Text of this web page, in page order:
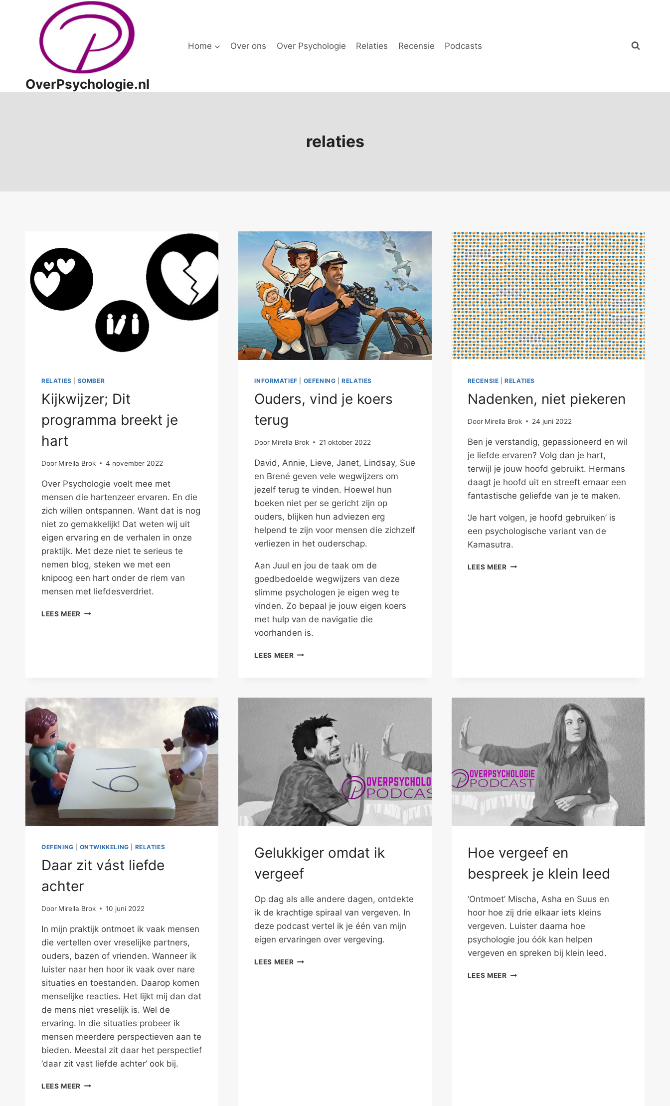
OverPsychologie.nl
Home Over ons Over Psychologie Relaties Recensie Podcasts
relaties
RELATIES SOMBER
Kijkwijzer; Dit
programma breekt je
hart
Door Mirella Brok 4 november 2022
Over Psychologie voelt mee met
mensen die hartenzeer ervaren. En die
zich willen ontspannen. Want dat is nog
niet zo gemakkelijk! Dat weten wij uit
eigen ervaring en de verhalen in onze
praktijk. Met deze niet te serieus te
nemen blog, steken we met een
knipoog een hart onder de riem van
mensen met liefdesverdriet.
LEES MEER KIJKWIJZER;
INFORMATIEF OEFENING |RELATIES
Ouders, vind je koers
terug
Door Mirella Brok 21 oktober 2022
David, Annie, Lieve, Janet, Lindsay, Sue
en Brené geven vele wegwijzers om
jezelf terug te vinden. Hoewel hun
boeken niet per se gericht zijn op
ouders, blijken hun adviezen erg
helpend te zijn voor mensen die zichzelf
verliezen in het ouderschap.
Aan Juul en jou de taak om de
goedbedoelde wegwijzers van deze
slimme psychologen je eigen weg te
vinden. Zo bepaal je jouw eigen koers
met hulp van de navigatie die
voorhanden is.
LEES MEEROUDERS,
RECENSIE |RELATIES
Nadenken, niet piekeren
Door Mirella Brok 24 juni 2022
Ben je verstandig, gepassioneerd en wil
je liefde ervaren? Volg dan je hart,
terwijl je jouw hoofd gebruikt. Hermans
daagt je hoofd uit en streeft ernaar een
fantastische geliefde van je te maken.
‘Je hart volgen, je hoofd gebruiken’ is
een psychologische variant van de
Kamasutra.
LEES MEERNADENKEN,
OEFENING ONTWIKKELING RELATIES
Daar zit vást liefde
achter
Door Mirella Brok 10 juni 2022
In mijn praktijk ontmoet ik vaak mensen
die vertellen over vreselijke partners,
ouders, bazen of vrienden. Wanneer ik
luister naar hen hoor ik vaak over nare
situaties en toestanden. Daarop komen
menselijke reacties. Het lijkt mij dan dat
de mens niet vreselijk is. Wel de
ervaring. In die situaties probeer ik
mensen meerdere perspectieven aan te
bieden. Meestal zit daar het perspectief
‘daar zit vast liefde achter’ ook bij.
LEES MEER DAAR
Gelukkiger omdat ik
vergeef
Op dag als alle andere dagen, ontdekte
ik de krachtige spiraal van vergeven. In
deze podcast vertel ik je één van mijn
eigen ervaringen over vergeving.
LEES MEERGELUKKIGER
Hoe vergeef en
bespreek je klein leed
‘Ontmoet’ Mischa, Asha en Suus en
hoor hoe zij drie elkaar iets kleins
vergeven. Luister daarna hoe
psychologie jou óók kan helpen
vergeven en spreken bij klein leed.
LEES MEERHOE